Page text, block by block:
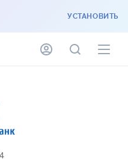
УСТАНОВИТЬ